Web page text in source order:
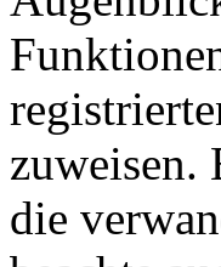
zuweisen.
die